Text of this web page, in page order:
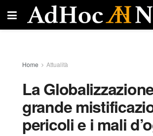
Home Attualità
La
grande
pericoli e i mali